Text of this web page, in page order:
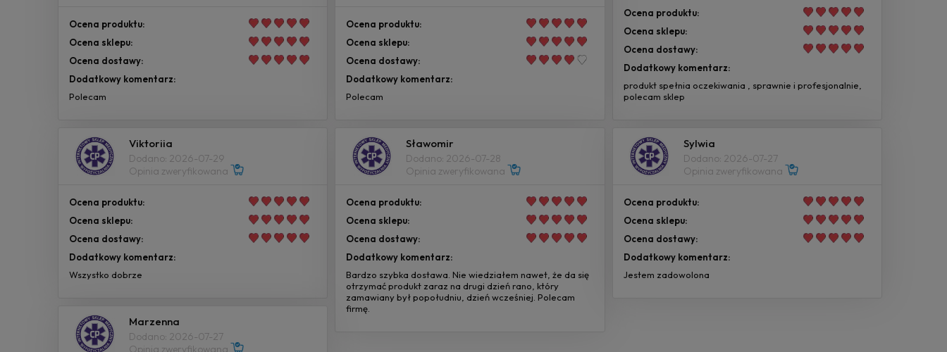
Ocena produktu:
Ocena sklepu:
Ocena dostawy:
Dodatkowy komentarz:
produkt spełnia oczekiwania , sprawnie i profesjonalnie,
polecam sklep
Ocena produktu:
Ocena sklepu:
Ocena dostawy:
Dodatkowy komentarz:
Polecam
Ocena produktu:
Ocena sklepu:
Ocena dostawy:
Dodatkowy komentarz:
Polecam
Viktoriia
Dodano: 2026-07-29
Opinia zweryfikowana
Ocena produktu:
Ocena sklepu:
Ocena dostawy:
Dodatkowy komentarz:
Wszystko dobrze
Sławomir
Dodano: 2026-07-28
Opinia zweryfikowana
Ocena produktu:
Ocena sklepu:
Ocena dostawy:
Dodatkowy komentarz:
Bardzo szybka dostawa. Nie wiedziałem nawet, że da się
otrzymać produkt zaraz na drugi dzień rano, który
zamawiany był popołudniu, dzień wcześniej. Polecam
firmę.
Sylwia
Dodano: 2026-07-27
Opinia zweryfikowana
Ocena produktu:
Ocena sklepu:
Ocena dostawy:
Dodatkowy komentarz:
Jestem zadowolona
Marzenna
Dodano: 2026-07-27
Opinia zweryfikowana